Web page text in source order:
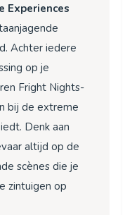
Experiences
Achter iedere
op je
Fright Nights-
bij de extreme
Denk aan
altijd op de
scènes die je
zintuigen op